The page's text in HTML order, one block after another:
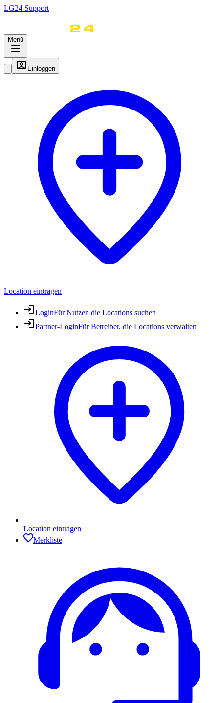
LG24 Support
Menü
Einloggen
Location eintragen
LoginFür Nutzer, die Locations suchen
Partner-LoginFür Betreiber, die Locations verwalten
Location eintragen
Merkliste